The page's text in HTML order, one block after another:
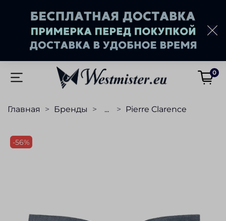
0
Главная Бренды ... Pierre Clarence
-56%